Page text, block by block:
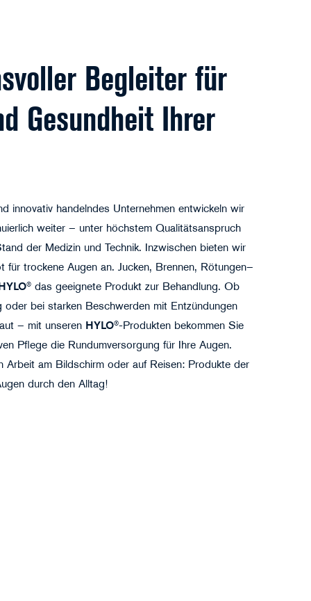
Begleiter für
Gesundheit Ihrer
innovativ handelndes Unternehmen entwickeln wir
weiter – unter höchstem Qualitätsanspruch
der Medizin und Technik. Inzwischen bieten wir
für trockene Augen an. Jucken, Brennen, Rötungen–
® das geeignete Produkt zur Behandlung. Ob
oder bei starken Beschwerden mit Entzündungen
– mit unseren HYLO®-Produkten bekommen Sie
Pflege die Rundumversorgung für Ihre Augen.
Arbeit am Bildschirm oder auf Reisen: Produkte der
durch den Alltag!